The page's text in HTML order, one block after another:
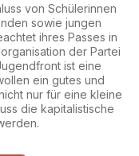
von Schülerinnen
sowie jungen
ihres Passes in
der Partei
ist eine
ein gutes und
nur für eine kleine
die kapitalistische